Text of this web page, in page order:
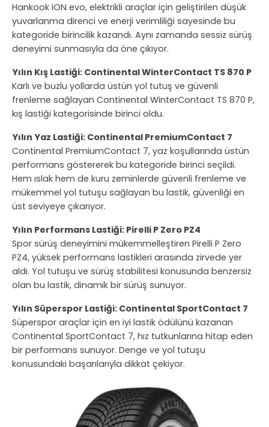
Hankook iON evo, elektrikli araçlar için geliştirilen düşük
yuvarlanma direnci ve enerji verimliliği sayesinde bu
kategoride birincilik kazandı. Aynı zamanda sessiz sürüş
deneyimi sunmasıyla da öne çıkıyor.
Yılın Kış Lastiği: Continental WinterContact TS 870 P
Karlı ve buzlu yollarda üstün yol tutuş ve güvenli
frenleme sağlayan Continental WinterContact TS 870 P,
kış lastiği kategorisinde birinci oldu.
Yılın Yaz Lastiği: Continental PremiumContact 7
Continental PremiumContact 7, yaz koşullarında üstün
performans göstererek bu kategoride birinci seçildi.
Hem ıslak hem de kuru zeminlerde güvenli frenleme ve
mükemmel yol tutuşu sağlayan bu lastik, güvenliği en
üst seviyeye çıkarıyor.
Yılın Performans Lastiği: Pirelli P Zero PZ4
Spor sürüş deneyimini mükemmelleştiren Pirelli P Zero
PZ4, yüksek performans lastikleri arasında zirvede yer
aldı. Yol tutuşu ve sürüş stabilitesi konusunda benzersiz
olan bu lastik, dinamik bir sürüş sunuyor.
Yılın Süperspor Lastiği: Continental SportContact 7
Süperspor araçlar için en iyi lastik ödülünü kazanan
Continental SportContact 7, hız tutkunlarına hitap eden
bir performans sunuyor. Denge ve yol tutuşu
konusundaki başarılarıyla dikkat çekiyor.